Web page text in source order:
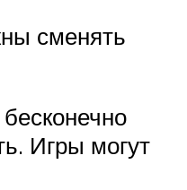
сменять
Игры могут